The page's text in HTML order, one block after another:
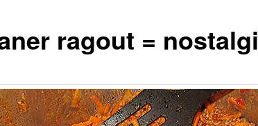
ragout = nostalgi